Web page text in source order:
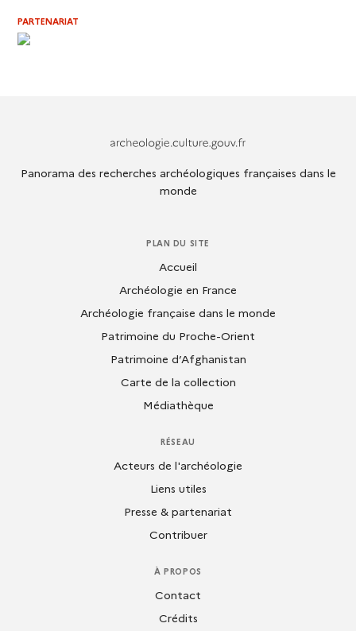
PARTENARIAT
Panorama des recherches archéologiques françaises dans le
monde
PLAN DU SITE
Accueil
Archéologie en France
Archéologie française dans le monde
Patrimoine du Proche-Orient
Patrimoine d’Afghanistan
Carte de la collection
Médiathèque
RÉSEAU
Acteurs de l'archéologie
Liens utiles
Presse & partenariat
Contribuer
À PROPOS
Contact
Crédits